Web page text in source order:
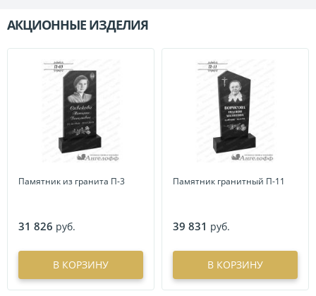
АКЦИОННЫЕ ИЗДЕЛИЯ
Памятник из гранита П-3
31 826 руб.
В КОРЗИНУ
Памятник гранитный П-11
39 831 руб.
В КОРЗИНУ